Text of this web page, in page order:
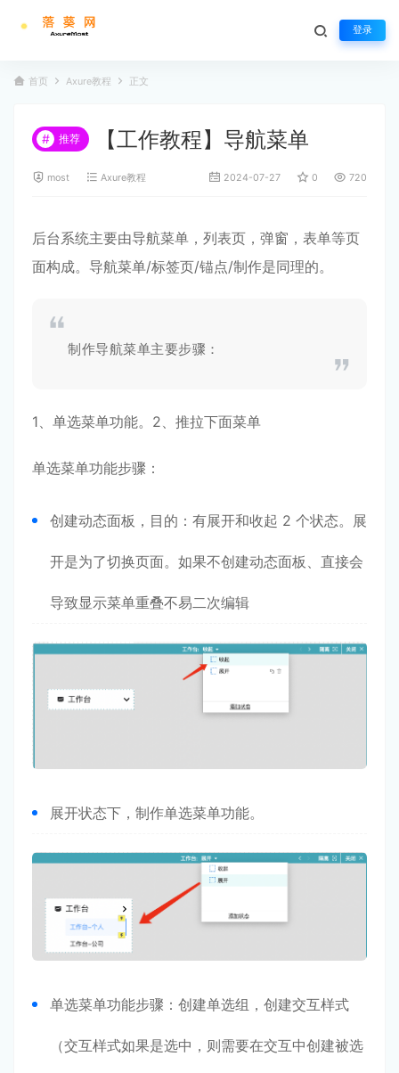
登录
首页 Axure教程 正文
# 推荐 【工作教程】导航菜单
most Axure教程 2024-07-27 0 720
后台系统主要由导航菜单，列表页，弹窗，表单等页
面构成。导航菜单/标签页/锚点/制作是同理的。
制作导航菜单主要步骤：
1、单选菜单功能。2、推拉下面菜单
单选菜单功能步骤：
创建动态面板，目的：有展开和收起 2 个状态。展
开是为了切换页面。如果不创建动态面板、直接会
导致显示菜单重叠不易二次编辑
展开状态下，制作单选菜单功能。
单选菜单功能步骤：创建单选组，创建交互样式
（交互样式如果是选中，则需要在交互中创建被选